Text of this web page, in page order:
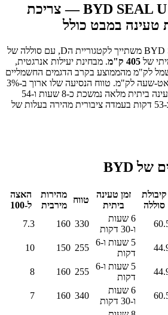
BYD SEAL— צריכת
טעינה במבט כולל
BYD משתייך לקטגוריית הD, עם סוללה של
של 405 ק"מ. מבחינת יעילות אנרגטית,
חשמל לק"מ מהממוצע בקרב הדגמים החשמליים
שעה לק"מ. טווח הנסיעה שלו ארוך ב- 3%
ביתית מלאה נמשכת כ-
8 שעות ו-54
53 דקות בעמדה ציבורית מהירה בעלות של
שלBYD
קיבולת
סוללה
זמן טעינה
ביתית
טווח
מהירות
מירבית
האצה
ל-100
6 שעות
ו-30 דקות
330
160
7.3
5 שעות ו-6
דקות
255
150
10
5 שעות ו-6
דקות
255
160
8
6 שעות
ו-30 דקות
340
160
7